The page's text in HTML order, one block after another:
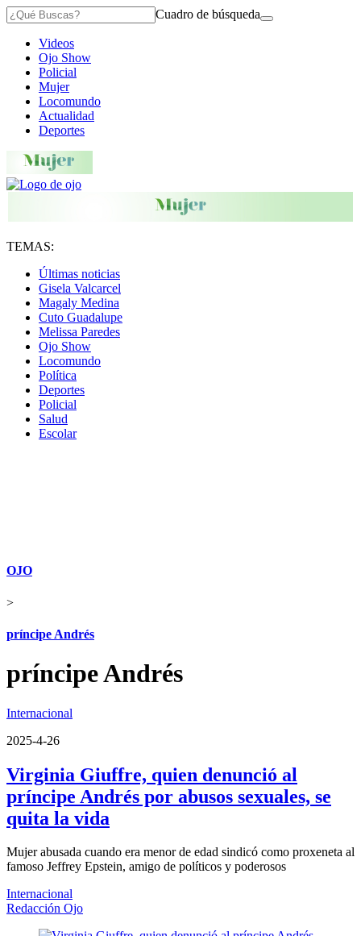
Cuadro de búsqueda
Videos
Ojo Show
Policial
Mujer
Locomundo
Actualidad
Deportes
TEMAS:
Últimas noticias
Gisela Valcarcel
Magaly Medina
Cuto Guadalupe
Melissa Paredes
Ojo Show
Locomundo
Política
Deportes
Policial
Salud
Escolar
OJO
>
príncipe Andrés
príncipe Andrés
Internacional
2025-4-26
Virginia Giuffre, quien denunció al
príncipe Andrés por abusos sexuales, se
quita la vida
Mujer abusada cuando era menor de edad sindicó como proxeneta al
famoso Jeffrey Epstein, amigo de políticos y poderosos
Internacional
Redacción Ojo